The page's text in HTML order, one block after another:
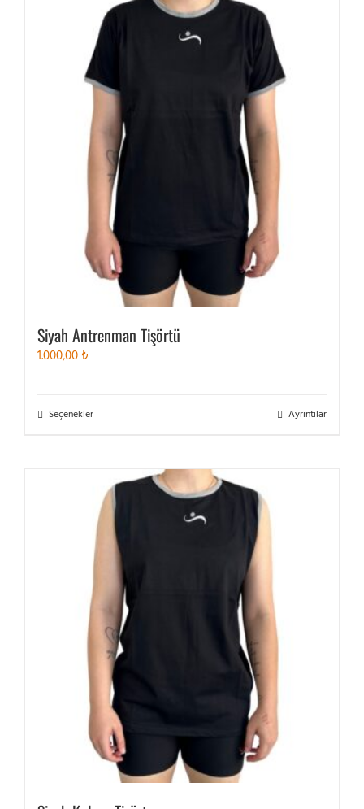
varyasyonu
var.
Seçenekler
sayfasından
seçilebilir
Siyah Antrenman Tişörtü
1.000,00 ₺
SeçeneklerBu
varyasyonu
var.
Seçenekler
ürün
sayfasından
Ayrıntılar